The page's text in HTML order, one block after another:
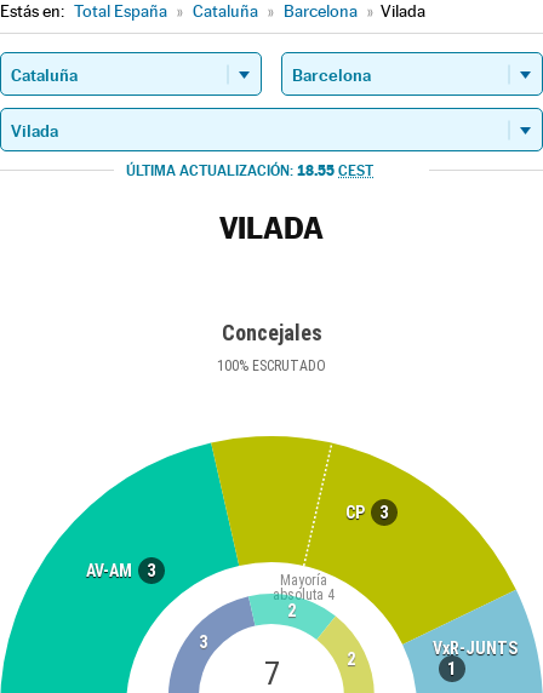
Estás en: Total España » Cataluña » Barcelona » Vilada
ÚLTIMA ACTUALIZACIÓN: 18.55 CEST
VILADA
Concejales
100% ESCRUTADO
AV-AM 3
CP 3
VxR-JUNTS
1
7
Mayoría
absoluta 4
3
2
2